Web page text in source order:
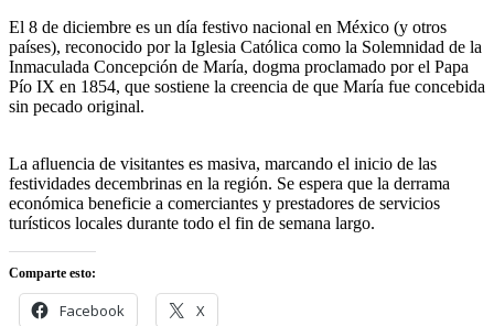
El 8 de diciembre es un día festivo nacional en México (y otros
países), reconocido por la Iglesia Católica como la Solemnidad de la
Inmaculada Concepción de María, dogma proclamado por el Papa
Pío IX en 1854, que sostiene la creencia de que María fue concebida
sin pecado original.
La afluencia de visitantes es masiva, marcando el inicio de las
festividades decembrinas en la región. Se espera que la derrama
económica beneficie a comerciantes y prestadores de servicios
turísticos locales durante todo el fin de semana largo.
Comparte esto:
Facebook X